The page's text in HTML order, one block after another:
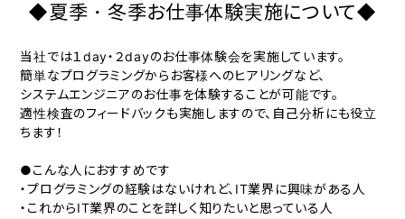
◆夏季・冬季お仕事体験実施について◆
当社では１day・２dayのお仕事体験会を実施しています。
簡単なプログラミングからお客様へのヒアリングなど、
システムエンジニアのお仕事を体験することが可能です。
適性検査のフィードバックも実施しますので、自己分析にも役立
ちます！
●こんな人におすすめです
・プログラミングの経験はないけれど、IT業界に興味がある人
・これからIT業界のことを詳しく知りたいと思っている人